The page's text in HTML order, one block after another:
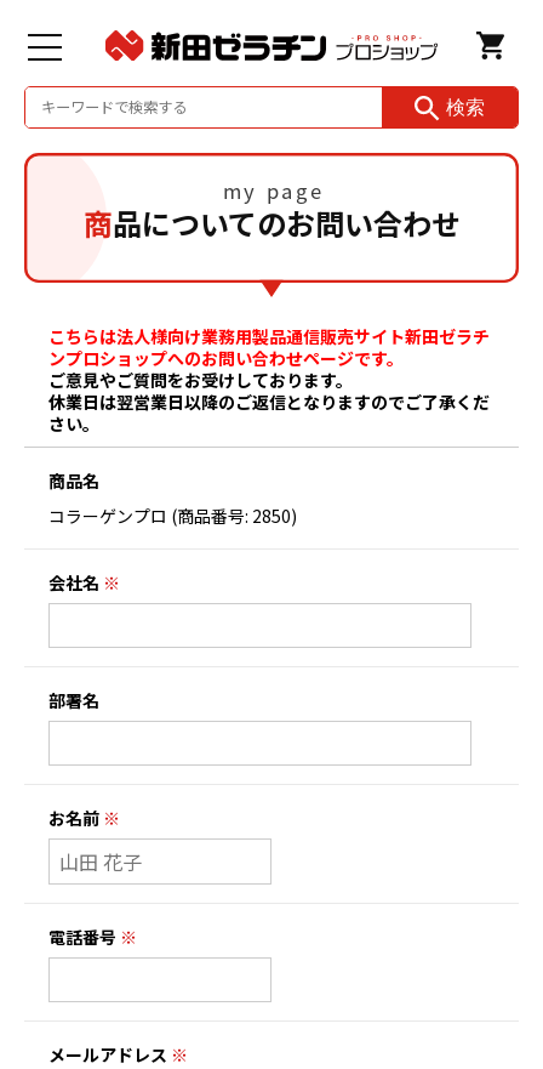
検索
商品についてのお問い合わせ
こちらは法人様向け業務用製品通信販売サイト新田ゼラチ
ンプロショップへのお問い合わせページです。
ご意見やご質問をお受けしております。
休業日は翌営業日以降のご返信となりますのでご了承くだ
さい。
商品名
コラーゲンプロ (商品番号: 2850)
会社名 ※
部署名
お名前 ※
電話番号 ※
メールアドレス ※